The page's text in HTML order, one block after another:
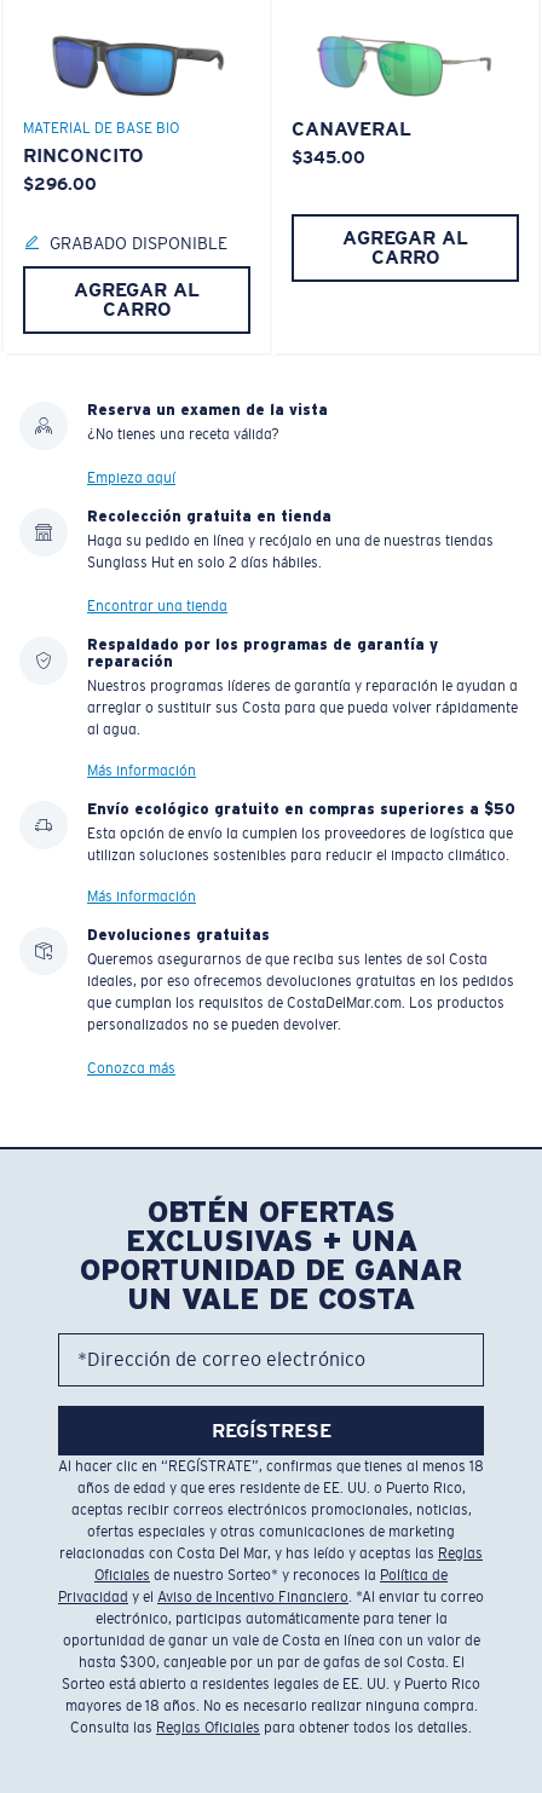
MATERIAL DE BASE BIO
RINCONCITO
$296.00
GRABADO DISPONIBLE
AGREGAR AL
CARRO
CANAVERAL
$345.00
AGREGAR AL
CARRO
Reserva un examen de la vista
¿No tienes una receta válida?
Empieza aquí
Recolección gratuita en tienda
Haga su pedido en línea y recójalo en una de nuestras tiendas
Sunglass Hut en solo 2 días hábiles.
Encontrar una tienda
Respaldado por los programas de garantía y
reparación
Nuestros programas líderes de garantía y reparación le ayudan a
arreglar o sustituir sus Costa para que pueda volver rápidamente
al agua.
Más información
Envío ecológico gratuito en compras superiores a $50
Esta opción de envío la cumplen los proveedores de logística que
utilizan soluciones sostenibles para reducir el impacto climático.
Más información
Devoluciones gratuitas
Queremos asegurarnos de que reciba sus lentes de sol Costa
ideales, por eso ofrecemos devoluciones gratuitas en los pedidos
que cumplan los requisitos de CostaDelMar.com. Los productos
personalizados no se pueden devolver.
Conozca más
OBTÉN OFERTAS
EXCLUSIVAS + UNA
OPORTUNIDAD DE GANAR
UN VALE DE COSTA
*Dirección de correo electrónico
REGÍSTRESE
Al hacer clic en “REGÍSTRATE”, confirmas que tienes al menos 18
años de edad y que eres residente de EE. UU. o Puerto Rico,
aceptas recibir correos electrónicos promocionales, noticias,
ofertas especiales y otras comunicaciones de marketing
relacionadas con Costa Del Mar, y has leído y aceptas las Reglas
Oficiales de nuestro Sorteo* y reconoces la Política de
Privacidad y el Aviso de Incentivo Financiero. *Al enviar tu correo
electrónico, participas automáticamente para tener la
oportunidad de ganar un vale de Costa en línea con un valor de
hasta $300, canjeable por un par de gafas de sol Costa. El
Sorteo está abierto a residentes legales de EE. UU. y Puerto Rico
mayores de 18 años. No es necesario realizar ninguna compra.
Consulta las Reglas Oficiales para obtener todos los detalles.